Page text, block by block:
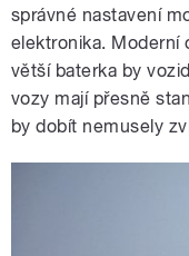
správné nastavení
elektronika. Moderní
větší baterka by
vozy mají přesně
by dobít nemusely